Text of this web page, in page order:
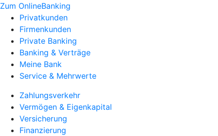
Zum OnlineBanking
Privatkunden
Firmenkunden
Private Banking
Banking & Verträge
Meine Bank
Service & Mehrwerte
Zahlungsverkehr
Vermögen & Eigenkapital
Versicherung
Finanzierung